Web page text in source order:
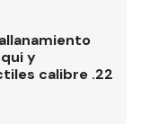
y
calibre .22